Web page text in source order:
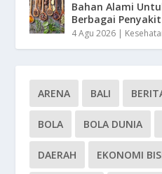
Bahan Alami
Berbagai Penyakit
4 Agu 2026 |
ARENA BALI
BOLA BOLA DUNIA
DAERAH EKONOMI